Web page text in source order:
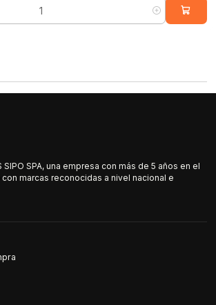
SIPO SPA, una empresa con más de 5 años en el
marcas reconocidas a nivel nacional e